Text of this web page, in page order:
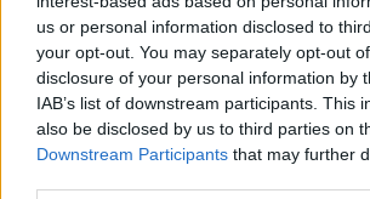
us or personal information disclosed to
your opt-out. You may separately opt-out
disclosure of your personal information by
IAB’s list of downstream participants. This
also be disclosed by us to third parties on
Downstream Participants that may further
το 2017 να δω εάν θα τους άρεσε
άρεσε, οπότε μερικούς μήνες
δημιουργήσαμε το
αρχίσαμε να συγκεντρώνουμε
Τα 102 μέλη μας έτρεξαν